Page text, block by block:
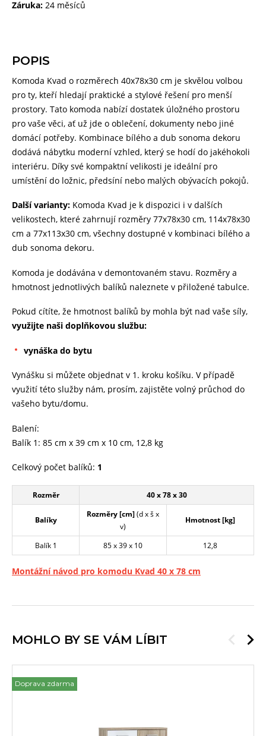
POPIS
Komoda Kvad o rozměrech 40x78x30 cm je skvělou volbou
pro ty, kteří hledají praktické a stylové řešení pro menší
prostory. Tato komoda nabízí dostatek úložného prostoru
pro vaše věci, ať už jde o oblečení, dokumenty nebo jiné
domácí potřeby. Kombinace bílého a dub sonoma dekoru
dodává nábytku moderní vzhled, který se hodí do jakéhokoli
interiéru. Díky své kompaktní velikosti je ideální pro
umístění do ložnic, předsíní nebo malých obývacích pokojů.
Další varianty: Komoda Kvad je k dispozici i v dalších
velikostech, které zahrnují rozměry 77x78x30 cm, 114x78x30
cm a 77x113x30 cm, všechny dostupné v kombinaci bílého a
dub sonoma dekoru.
Komoda je dodávána v demontovaném stavu. Rozměry a
hmotnost jednotlivých balíků naleznete v přiložené tabulce.
Pokud cítíte, že hmotnost balíků by mohla být nad vaše síly,
využijte naši doplňkovou službu:
vynáška do bytu
Vynášku si můžete objednat v 1. kroku košíku. V případě
využití této služby nám, prosím, zajistěte volný průchod do
vašeho bytu/domu.
Balení:
Balík 1: 85 cm x 39 cm x 10 cm, 12,8 kg
Celkový počet balíků: 1
Rozměr 40 x 78 x 30
Balíky
Rozměry [cm](d x š x
v)
Hmotnost [kg]
Balík 1 85 x 39 x 10 12,8
Montážní návod pro komodu Kvad 40 x 78 cm
Záruka: 24 měsíců
MOHLO BY SE VÁM LÍBIT
Doprava zdarma